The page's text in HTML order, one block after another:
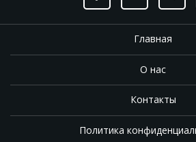
Главная
О нас
Контакты
Политика